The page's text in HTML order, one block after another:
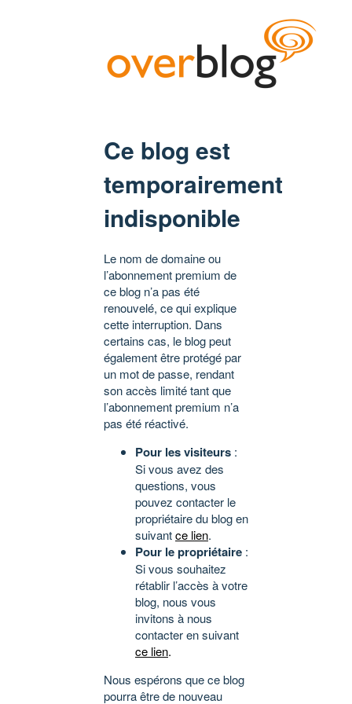
Ce blog est
temporairement
indisponible
Le nom de domaine ou
l’abonnement premium de
ce blog n’a pas été
renouvelé, ce qui explique
cette interruption. Dans
certains cas, le blog peut
également être protégé par
un mot de passe, rendant
son accès limité tant que
l’abonnement premium n’a
pas été réactivé.
Pour les visiteurs :
Si vous avez des
questions, vous
pouvez contacter le
propriétaire du blog en
suivantce lien.
Pour le propriétaire :
Si vous souhaitez
rétablir l’accès à votre
blog, nous vous
invitons à nous
contacter en suivant
ce lien.
Nous espérons que ce blog
pourra être de nouveau